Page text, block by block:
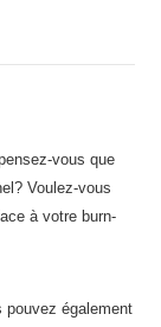
vous que
Voulez-vous
à votre burn-
pouvez également